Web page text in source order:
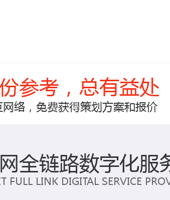
参考，总有益处
络，免费获得策划方案和报价
全链路数字化服
FULL LINK DIGITAL SERVICE